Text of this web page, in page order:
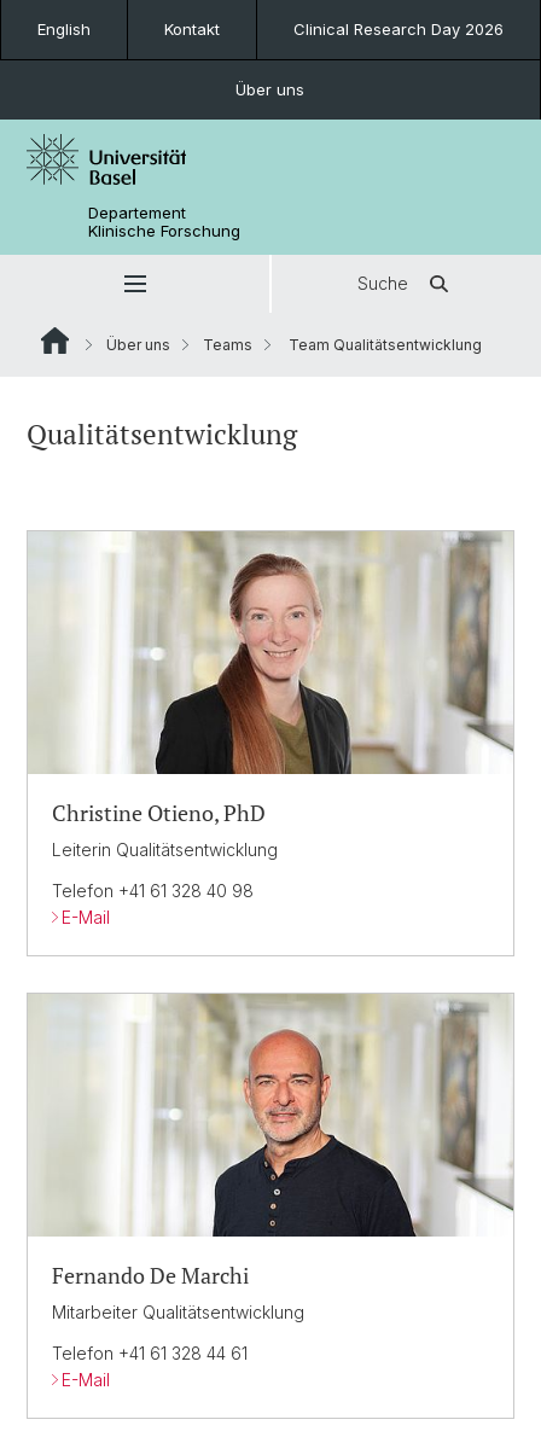
English Kontakt Clinical Research Day 2026
Über uns
Departement
Klinische Forschung
Suche
Über uns Teams Team Qualitätsentwicklung
Qualitätsentwicklung
Christine Otieno, PhD
Leiterin Qualitätsentwicklung
Telefon +41 61 328 40 98
E-Mail
Fernando De Marchi
Mitarbeiter Qualitätsentwicklung
Telefon +41 61 328 44 61
E-Mail